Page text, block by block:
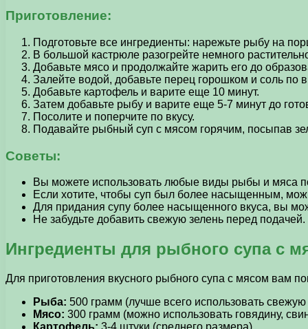
Приготовление:
Подготовьте все ингредиенты: нарежьте рыбу на
В большой кастрюле разогрейте немного
Добавьте мясо и продолжайте жарить его до
Залейте водой, добавьте перец горошком и соль по
Добавьте картофель и варите еще 10 минут.
Затем добавьте рыбу и варите еще 5-7 минут до
Посолите и поперчите по вкусу.
Подавайте рыбный суп с мясом горячим, посыпав
Советы:
Вы можете использовать любые виды рыбы и мяса
Если хотите, чтобы суп был более насыщенным,
Для придания супу более насыщенного вкуса, вы
Не забудьте добавить свежую зелень перед
Ингредиенты для рыбного супа с
Для приготовления вкусного рыбного супа с мясом вам
Рыба: 500 грамм (лучше всего использовать свежую
Мясо: 300 грамм (можно использовать говядину,